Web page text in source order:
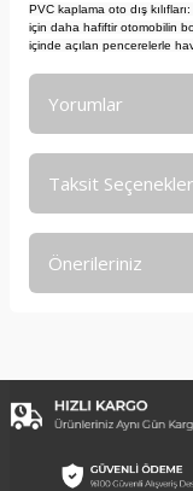
PVC kaplama oto dış
için daha hafiftir otomobilin
içinde açılan pencerelerle
Yorumlar
Taksit
Önerileriniz
Görüş ve önerileriniz
Ürün